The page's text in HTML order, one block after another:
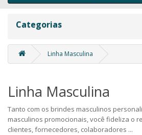
Categorias
Linha Masculina
Linha Masculina
Tanto com os brindes masculinos
masculinos promocionais, você fideliza o
clientes, fornecedores, colaboradores ...